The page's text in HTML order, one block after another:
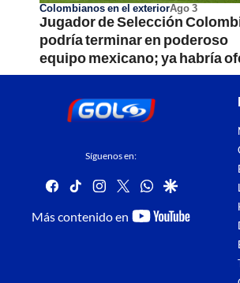
Colombianos en el exteriorAgo 3
Jugador de Selección
podría terminar en poderoso
equipo mexicano; ya habría
Síguenos en:
facebook
tiktokinstagram
twitterwhatsapp
google
Más contenido en
youtube-